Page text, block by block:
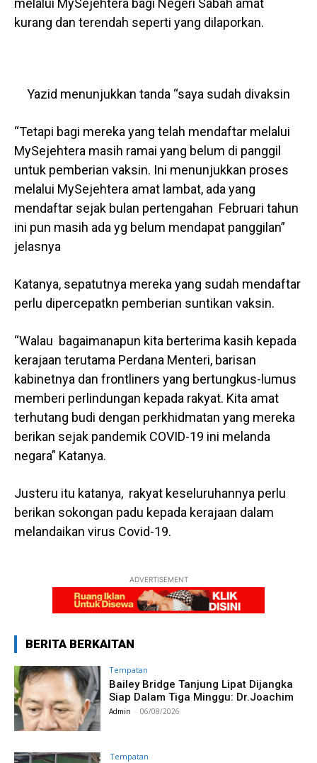
kurang dan terendah seperti yang dilaporkan.
Yazid menunjukkan tanda “saya sudah divaksin
“Tetapi bagi mereka yang telah mendaftar melalui
MySejehtera masih ramai yang belum di panggil
untuk pemberian vaksin. Ini menunjukkan proses
melalui MySejehtera amat lambat, ada yang
mendaftar sejak bulan pertengahan Februari tahun
ini pun masih ada yg belum mendapat panggilan”
jelasnya
Katanya, sepatutnya mereka yang sudah mendaftar
perlu dipercepatkn pemberian suntikan vaksin.
“Walau bagaimanapun kita berterima kasih kepada
kerajaan terutama Perdana Menteri, barisan
kabinetnya dan frontliners yang bertungkus-lumus
memberi perlindungan kepada rakyat. Kita amat
terhutang budi dengan perkhidmatan yang mereka
berikan sejak pandemik COVID-19 ini melanda
negara” Katanya.
Justeru itu katanya, rakyat keseluruhannya perlu
berikan sokongan padu kepada kerajaan dalam
melandaikan virus Covid-19.
ADVERTISEMENT
BERITA BERKAITAN
Tempatan
Bailey Bridge Tanjung Lipat Dijangka
Siap Dalam Tiga Minggu: Dr.Joachim
Admin - 06/08/2026
Tempatan